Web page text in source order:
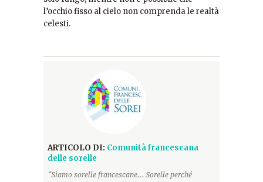
l’occhio fisso al cielo non comprenda le realtà
celesti.
ARTICOLO DI: Comunità francescana
delle sorelle
“Siamo sorelle francescane... Sorelle perché